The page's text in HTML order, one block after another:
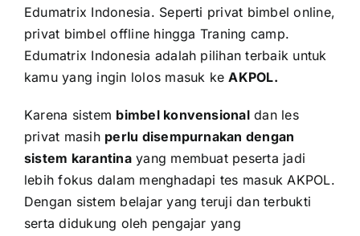
Edumatrix Indonesia. Seperti privat bimbel online,
privat bimbel offline hingga Traning camp.
Edumatrix Indonesia adalah pilihan terbaik untuk
kamu yang ingin lolos masuk keAKPOL.
Karena sistem bimbel konvensionaldan les
privat masih perlu disempurnakan dengan
sistem karantinayang membuat peserta jadi
lebih fokus dalam menghadapi tes masuk AKPOL.
Dengan sistem belajar yang teruji dan terbukti
serta didukung oleh pengajar yang